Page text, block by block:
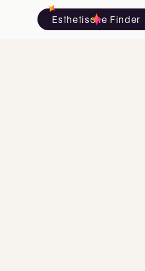
Esthetische Finder